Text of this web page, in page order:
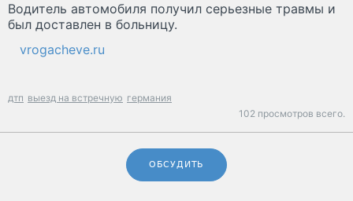
Водитель автомобиля получил серьезные травмы и
был доставлен в больницу.
vrogacheve.ru
дтп выезд на встречную германия
102 просмотров всего.
ОБСУДИТЬ